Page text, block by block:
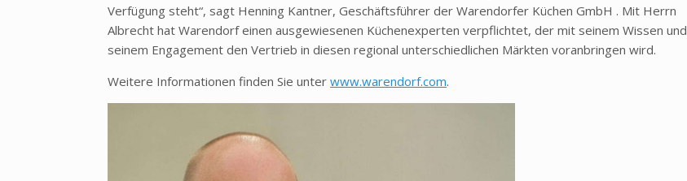
Verfügung steht“, sagt Henning Kantner, Geschäftsführer der Warendorfer Küchen GmbH . Mit Herrn
Albrecht hat Warendorf einen ausgewiesenen Küchenexperten verpflichtet, der mit seinem Wissen und
seinem Engagement den Vertrieb in diesen regional unterschiedlichen Märkten voranbringen wird.
Weitere Informationen finden Sie unter www.warendorf.com.